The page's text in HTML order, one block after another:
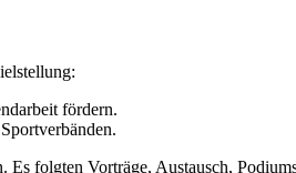
fördern.
folgten Vorträge, Austausch,